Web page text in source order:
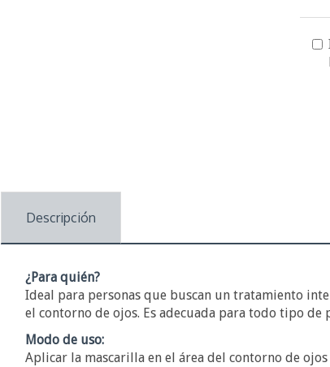
Descripción
¿Para quién?
Ideal para personas que buscan un tratamiento
el contorno de ojos. Es adecuada para todo tipo de
Modo de uso:
Aplicar la mascarilla en el área del contorno de